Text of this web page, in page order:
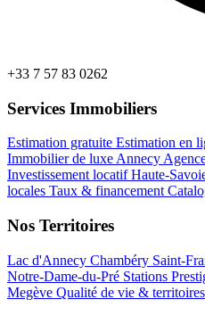
+33 7 57 83 0262
Services Immobiliers
Estimation gratuite Estimation en
Immobilier de luxe Annecy
Investissement locatif Haute-
locales Taux & financement
Nos Territoires
Lac d'Annecy Chambéry Saint-
Notre-Dame-du-Pré Stations
Megève Qualité de vie & territoires